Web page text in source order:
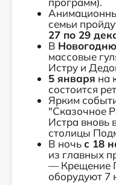
семьи
27 по 29
В
массовые
Истру и
5 января на
состоится
Ярким
"Сказочное
Истра вновь
столицы
В ночьс 18
из главных
— Крещение
оборудуют 7